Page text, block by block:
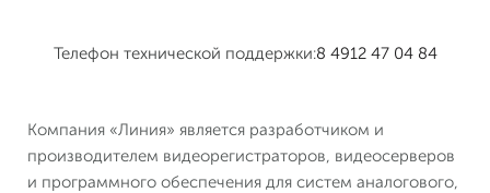
Телефон технической поддержки:8 4912 47 04 84
Компания «Линия» является разработчиком и
производителем видеорегистраторов, видеосерверов
и программного обеспечения для систем аналогового,